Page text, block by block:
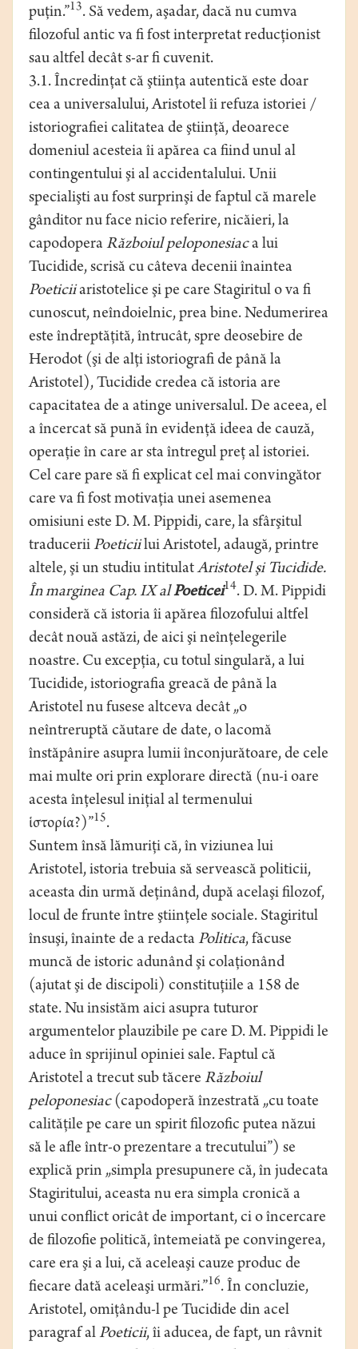
puţin.”13. Să vedem, aşadar, dacă nu cumva
filozoful antic va fi fost interpretat reducţionist
sau altfel decât s-ar fi cuvenit.
3.1. Încredinţat că ştiinţa autentică este doar
cea a universalului, Aristotel îi refuza istoriei /
istoriografiei calitatea de ştiinţă, deoarece
domeniul acesteia îi apărea ca fiind unul al
contingentului şi al accidentalului. Unii
specialişti au fost surprinşi de faptul că marele
gânditor nu face nicio referire, nicăieri, la
capodopera Războiul peloponesiaca lui
Tucidide, scrisă cu câteva decenii înaintea
Poeticiiaristotelice şi pe care Stagiritul o va fi
cunoscut, neîndoielnic, prea bine. Nedumerirea
este îndreptăţită, întrucât, spre deosebire de
Herodot (şi de alţi istoriografi de până la
Aristotel), Tucidide credea că istoria are
capacitatea de a atinge universalul. De aceea, el
a încercat să pună în evidenţă ideea de cauză,
operaţie în care ar sta întregul preţ al istoriei.
Cel care pare să fi explicat cel mai convingător
care va fi fost motivaţia unei asemenea
omisiuni este D. M. Pippidi, care, la sfârşitul
traduceriiPoeticiilui Aristotel, adaugă, printre
altele, şi un studiu intitulatAristotel şi Tucidide.
În marginea Cap. IX alPoeticei14. D. M. Pippidi
consideră că istoria îi apărea filozofului altfel
decât nouă astăzi, de aici şi neînţelegerile
noastre. Cu excepţia, cu totul singulară, a lui
Tucidide, istoriografia greacă de până la
Aristotel nu fusese altceva decât „o
neîntreruptă căutare de date, o lacomă
înstăpânire asupra lumii înconjurătoare, de cele
mai multe ori prin explorare directă (nu-i oare
acesta înţelesul iniţial al termenului
ἱστορία?)”15.
Suntem însă lămuriţi că, în viziunea lui
Aristotel, istoria trebuia să servească politicii,
aceasta din urmă deţinând, după acelaşi filozof,
locul de frunte între ştiinţele sociale. Stagiritul
însuşi, înainte de a redacta Politica, făcuse
muncă de istoric adunând şi colaţionând
(ajutat şi de discipoli) constituţiile a 158 de
state. Nu insistăm aici asupra tuturor
argumentelor plauzibile pe care D. M. Pippidi le
aduce în sprijinul opiniei sale. Faptul că
Aristotel a trecut sub tăcere Războiul
peloponesiac(capodoperă înzestrată „cu toate
calităţile pe care un spirit filozofic putea năzui
să le afle într-o prezentare a trecutului”) se
explică prin „simpla presupunere că, în judecata
Stagiritului, aceasta nu era simpla cronică a
unui conflict oricât de important, ci o încercare
de filozofie politică, întemeiată pe convingerea,
care era şi a lui, că aceleaşi cauze produc de
fiecare dată aceleaşi urmări.”16. În concluzie,
Aristotel, omiţându-l pe Tucidide din acel
paragraf alPoeticii, îi aducea, de fapt, un râvnit